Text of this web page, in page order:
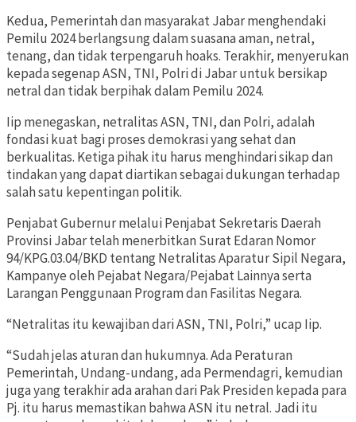
Kedua, Pemerintah dan masyarakat Jabar menghendaki
Pemilu 2024 berlangsung dalam suasana aman, netral,
tenang, dan tidak terpengaruh hoaks. Terakhir, menyerukan
kepada segenap ASN, TNI, Polri di Jabar untuk bersikap
netral dan tidak berpihak dalam Pemilu 2024.
Iip menegaskan, netralitas ASN, TNI, dan Polri, adalah
fondasi kuat bagi proses demokrasi yang sehat dan
berkualitas. Ketiga pihak itu harus menghindari sikap dan
tindakan yang dapat diartikan sebagai dukungan terhadap
salah satu kepentingan politik.
Penjabat Gubernur melalui Penjabat Sekretaris Daerah
Provinsi Jabar telah menerbitkan Surat Edaran Nomor
94/KPG.03.04/BKD tentang Netralitas Aparatur Sipil Negara,
Kampanye oleh Pejabat Negara/Pejabat Lainnya serta
Larangan Penggunaan Program dan Fasilitas Negara.
“Netralitas itu kewajiban dari ASN, TNI, Polri,” ucap Iip.
“Sudah jelas aturan dan hukumnya. Ada Peraturan
Pemerintah, Undang-undang, ada Permendagri, kemudian
juga yang terakhir ada arahan dari Pak Presiden kepada para
Pj. itu harus memastikan bahwa ASN itu netral. Jadi itu